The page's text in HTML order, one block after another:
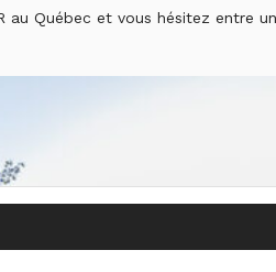
au Québec et vous hésitez entre